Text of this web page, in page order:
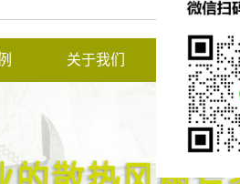
关于我们